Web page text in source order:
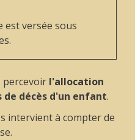
est versée sous
percevoir l'allocation
décès d'un enfant.
intervient à compter de